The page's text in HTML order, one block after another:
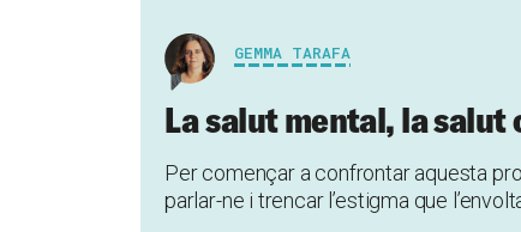
GEMMA TARAFA
La salut mental, la salut
Per començar a confrontar aquesta
parlar-ne i trencar l’estigma que